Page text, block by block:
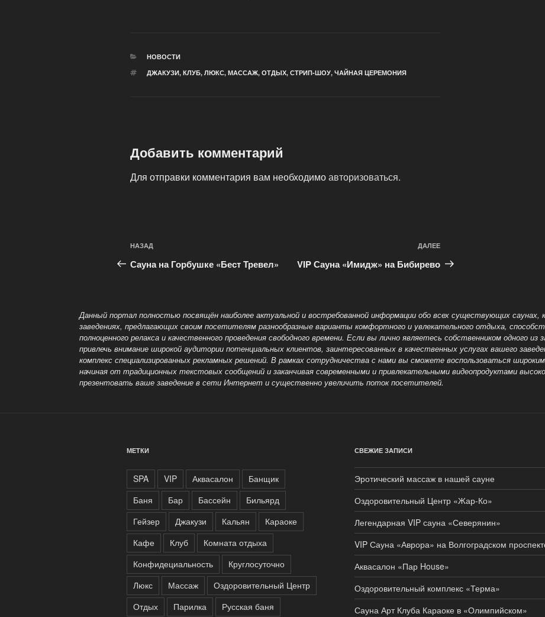
РУБРИКИ
НОВОСТИ
МЕТКИ
ДЖАКУЗИ, КЛУБ, ЛЮКС, МАССАЖ, ОТДЫХ, СТРИП-ШОУ, ЧАЙНАЯ ЦЕРЕМОНИЯ
Добавить комментарий
Для отправки комментария вам необходимоавторизоваться.
Навигация
по
Предыдущая
запись:
НАЗАД
Сауна на Горбушке «Бест Тревел»
запись
ДАЛЕЕ
VIP Сауна «Имидж» на Бибирево
Данный портал полностью посвящён наиболее актуальной и востребованной информации обо всех существующих саунах,
заведениях, предлагающих своим посетителям разнообразные варианты комфортного и увлекательного отдыха,
полноценного релакса и качественного проведениясвободного времени. Если вы лично являетесь собственником одного из
привлечь внимание широкой аудитории потенциальных клиентов, заинтересованных в качественных услугах вашего
комплекс специализированных рекламных решений. В рамках сотрудничества с нами вы сможете воспользоваться
начиная от традиционных текстовых сообщений и заканчивая современными и привлекательными видеопродуктами
презентовать ваше заведениев сети Интернет и существенно увеличить поток посетителей.
МЕТКИ
SPA VIP Аквасалон
Банщик
Баня
Бар Бассейн
Бильярд
Гейзер
Джакузи Кальян
Караоке
Кафе
Клуб
Комната отдыха
Конфидециальность
Круглосуточно
Люкс
Массаж
Оздоровительный Центр
Отдых
Парилка Русская баня
СВЕЖИЕ ЗАПИСИ
Эротический массаж в нашей сауне
Оздоровительный Центр «Жар-Ко»
Легендарная VIP сауна «Северянин»
VIP Сауна «Аврора» на Волгоградском
Аквасалон «Пар House»
Оздоровительный комплекс «Терма»
Сауна Арт Клуба Караоке в «Олимпийском»